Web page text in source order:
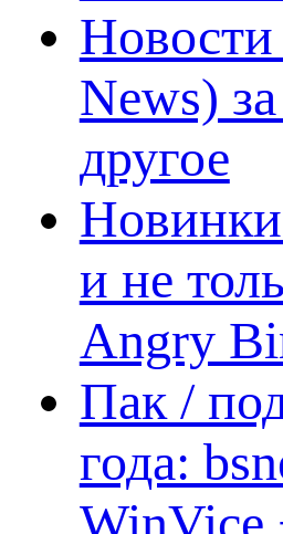
News)
другое
и не
Angry
Пак /
года:
WinVice